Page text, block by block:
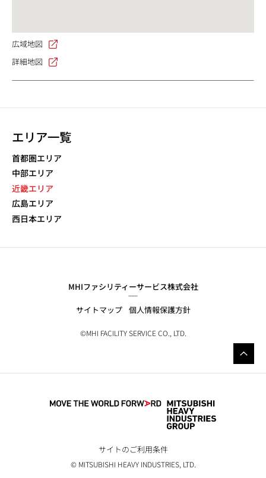
広域地図
詳細地図
エリア一覧
首都圏エリア
中部エリア
近畿エリア
広島エリア
西日本エリア
MHIファシリティーサービス株式会社
サイトマップ 個人情報保護方針
©MHI FACILITY SERVICE CO., LTD.
サイトのご利用条件
© MITSUBISHI HEAVY INDUSTRIES, LTD.